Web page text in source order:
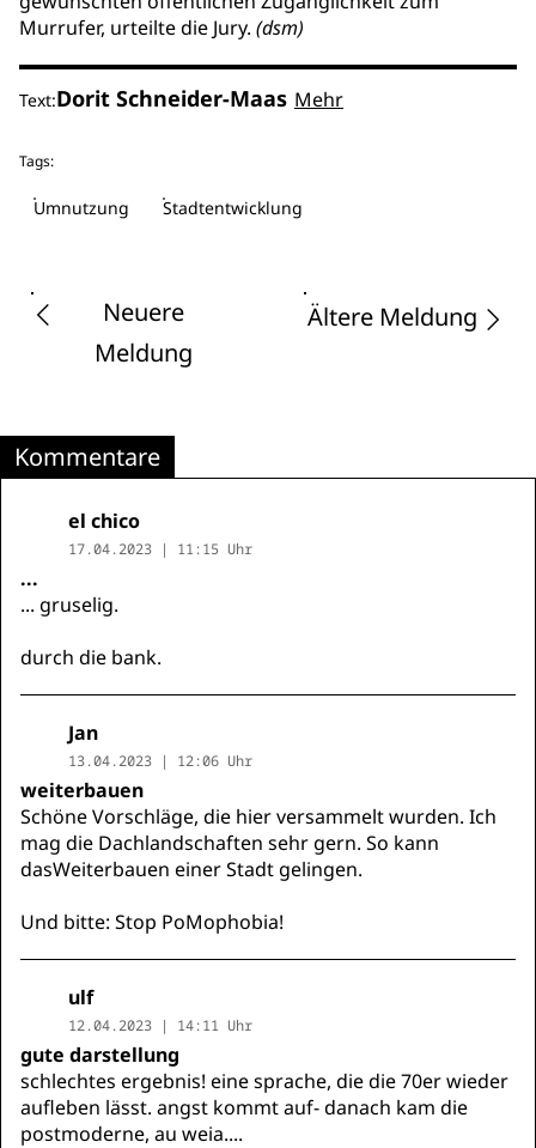
Murrufer, urteilte die Jury. (dsm)
Text:Dorit Schneider-Maas Mehr
Tags:
Umnutzung Stadtentwicklung
Neuere
Meldung
Ältere Meldung
Kommentare
el chico
17.04.2023 | 11:15 Uhr
...
... gruselig.
durch die bank.
Jan
13.04.2023 | 12:06 Uhr
weiterbauen
Schöne Vorschläge, die hier versammelt wurden. Ich
mag die Dachlandschaften sehr gern. So kann
dasWeiterbauen einer Stadt gelingen.
Und bitte: Stop PoMophobia!
ulf
12.04.2023 | 14:11 Uhr
gute darstellung
schlechtes ergebnis! eine sprache, die die 70er wieder
aufleben lässt. angst kommt auf- danach kam die
postmoderne, au weia....